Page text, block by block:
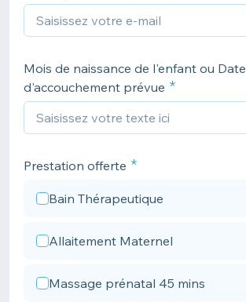
Mois de naissance de l'enfant ou Date
d'accouchement prévue
Prestation offerte
Bain Thérapeutique
Allaitement Maternel
Massage prénatal 45 mins